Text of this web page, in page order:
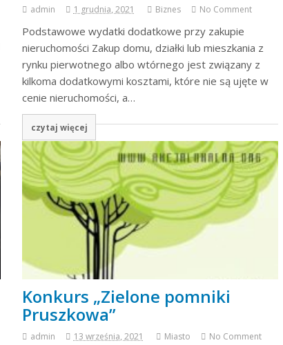
admin 1 grudnia, 2021 Biznes No Comment
Podstawowe wydatki dodatkowe przy zakupie
nieruchomości Zakup domu, działki lub mieszkania z
rynku pierwotnego albo wtórnego jest związany z
kilkoma dodatkowymi kosztami, które nie są ujęte w
cenie nieruchomości, a…
czytaj więcej
Konkurs „Zielone pomniki
Pruszkowa”
admin 13 września, 2021 Miasto No Comment